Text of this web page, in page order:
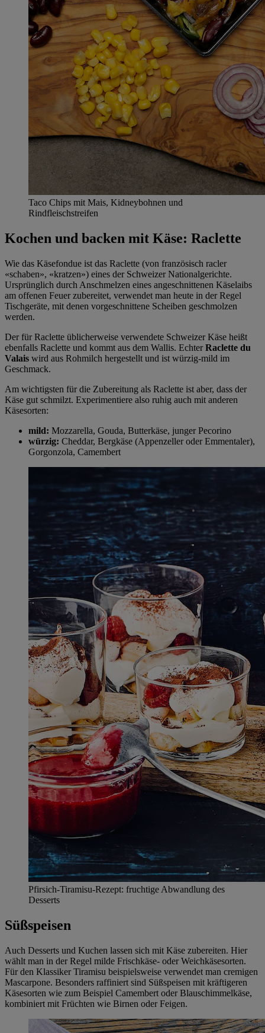
Taco Chips mit Mais, Kidneybohnen und
Rindfleischstreifen
Kochen und backen mit Käse: Raclette
Wie das Käsefondue ist das Raclette (von französisch racler
«schaben», «kratzen») eines der Schweizer Nationalgerichte.
Ursprünglich durch Anschmelzen eines angeschnittenen Käselaibs
am offenen Feuer zubereitet, verwendet man heute in der Regel
Tischgeräte, mit denen vorgeschnittene Scheiben geschmolzen
werden.
Der für Raclette üblicherweise verwendete Schweizer Käse heißt
ebenfalls Raclette und kommt aus dem Wallis. Echter Raclette du
Valais wird aus Rohmilch hergestellt und ist würzig-mild im
Geschmack.
Am wichtigsten für die Zubereitung als Raclette ist aber, dass der
Käse gut schmilzt. Experimentiere also ruhig auch mit anderen
Käsesorten:
mild: Mozzarella, Gouda, Butterkäse, junger Pecorino
würzig: Cheddar, Bergkäse (Appenzeller oder Emmentaler),
Gorgonzola, Camembert
Pfirsich-Tiramisu-Rezept: fruchtige Abwandlung des
Desserts
Süßspeisen
Auch Desserts und Kuchen lassen sich mit Käse zubereiten. Hier
wählt man in der Regel milde Frischkäse- oder Weichkäsesorten.
Für den Klassiker Tiramisu beispielsweise verwendet man cremigen
Mascarpone. Besonders raffiniert sind Süßspeisen mit kräftigeren
Käsesorten wie zum Beispiel Camembert oder Blauschimmelkäse,
kombiniert mit Früchten wie Birnen oder Feigen.